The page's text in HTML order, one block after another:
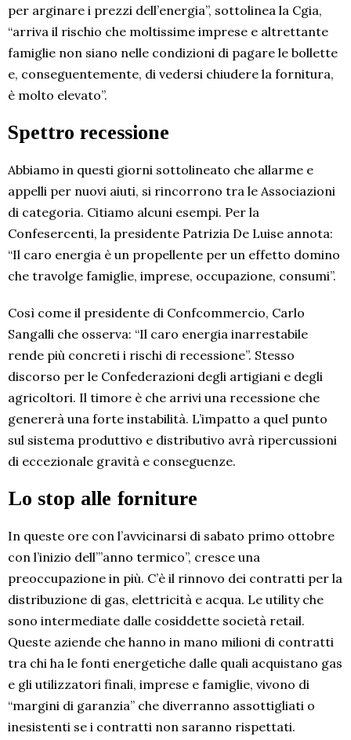
per arginare i prezzi dell’energia”, sottolinea la Cgia,
“arriva il rischio che moltissime imprese e altrettante
famiglie non siano nelle condizioni di pagare le bollette
e, conseguentemente, di vedersi chiudere la fornitura,
è molto elevato”.
Spettro recessione
Abbiamo in questi giorni sottolineato che allarme e
appelli per nuovi aiuti, si rincorrono tra le Associazioni
di categoria. Citiamo alcuni esempi. Per la
Confesercenti, la presidente Patrizia De Luise annota:
“Il caro energia è un propellente per un effetto domino
che travolge famiglie, imprese, occupazione, consumi”.
Così come il presidente di Confcommercio, Carlo
Sangalli che osserva: “Il caro energia inarrestabile
rende più concreti i rischi di recessione”. Stesso
discorso per le Confederazioni degli artigiani e degli
agricoltori. Il timore è che arrivi una recessione che
genererà una forte instabilità. L’impatto a quel punto
sul sistema produttivo e distributivo avrà ripercussioni
di eccezionale gravità e conseguenze.
Lo stop alle forniture
In queste ore con l’avvicinarsi di sabato primo ottobre
con l’inizio dell’”anno termico”, cresce una
preoccupazione in più. C’è il rinnovo dei contratti per la
distribuzione di gas, elettricità e acqua. Le utility che
sono intermediate dalle cosiddette società retail.
Queste aziende che hanno in mano milioni di contratti
tra chi ha le fonti energetiche dalle quali acquistano gas
e gli utilizzatori finali, imprese e famiglie, vivono di
“margini di garanzia” che diverranno assottigliati o
inesistenti se i contratti non saranno rispettati.